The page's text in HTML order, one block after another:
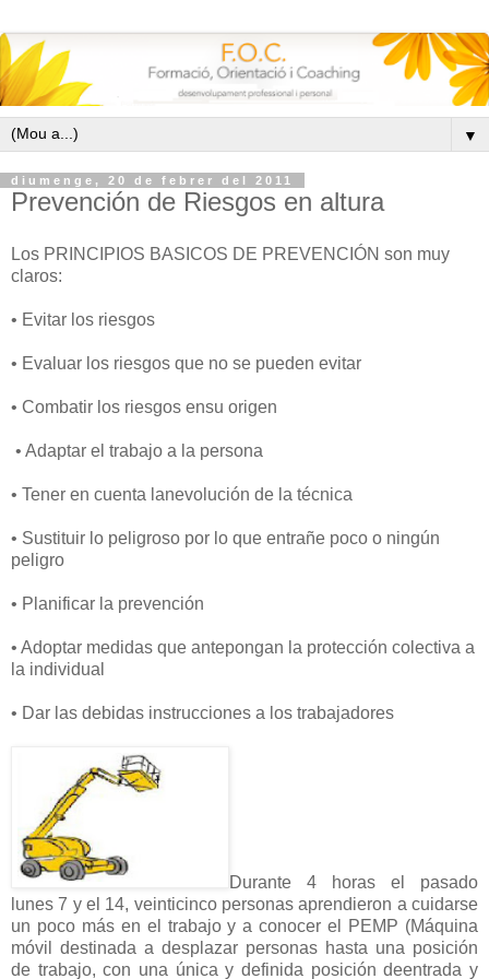
▼
diumenge, 20 de febrer del 2011
Prevención de Riesgos en altura
Los PRINCIPIOS BASICOS DE PREVENCIÓN son muy
claros:
• Evitar los riesgos
• Evaluar los riesgos que no se pueden evitar
• Combatir los riesgos ensu origen
• Adaptar el trabajo a la persona
• Tener en cuenta lanevolución de la técnica
• Sustituir lo peligroso por lo que entrañe poco o ningún
peligro
• Planificar la prevención
• Adoptar medidas que antepongan la protección colectiva a
la individual
• Dar las debidas instrucciones a los trabajadores
Durante 4 horas el pasado
lunes 7 y el 14, veinticinco personas aprendieron a cuidarse
un poco más en el trabajo y a conocer el PEMP (Máquina
móvil destinada a desplazar personas hasta una posición
de trabajo, con una única y definida posición deentrada y